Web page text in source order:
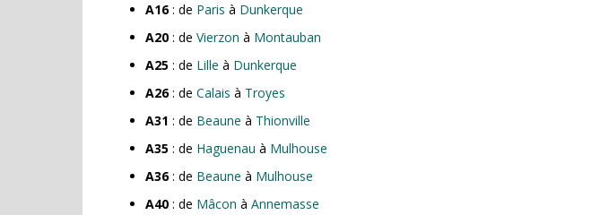
A16: de Paris à Dunkerque
A20 : de Vierzon à Montauban
A25 : de Lille à Dunkerque
A26: de Calais à Troyes
A31 : de Beaune à Thionville
A35 : de Haguenau à Mulhouse
A36: de Beaune à Mulhouse
A40 : de Mâcon à Annemasse